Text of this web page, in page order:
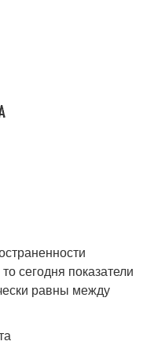
сегодня показатели
равны между